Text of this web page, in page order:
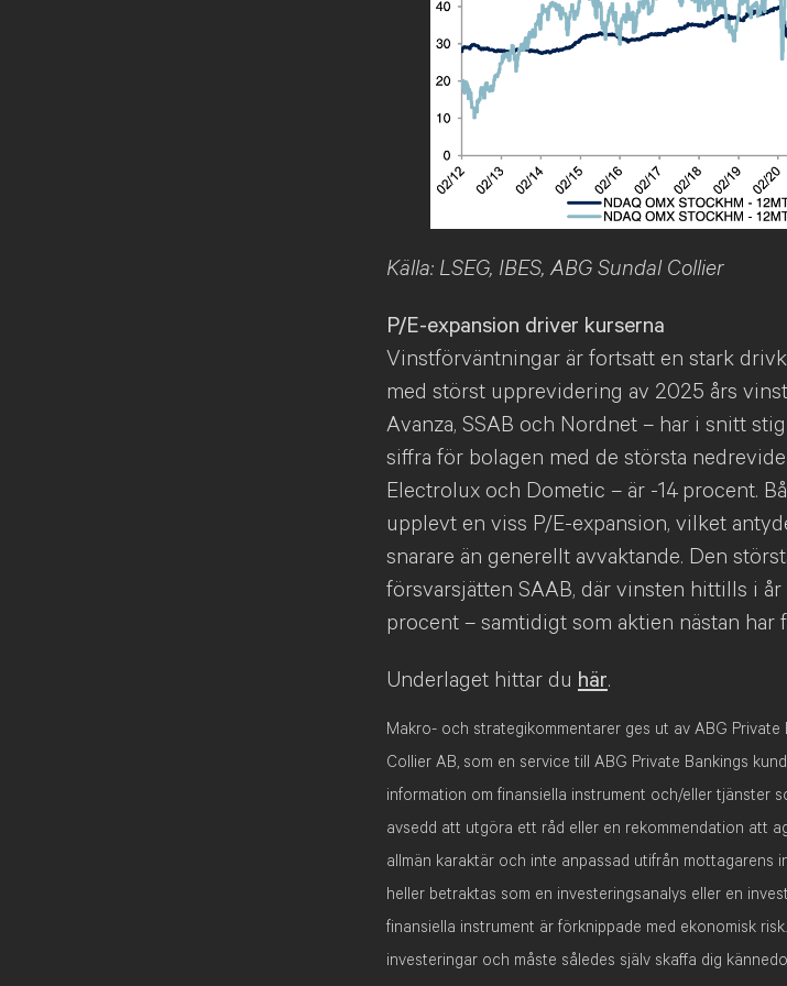
Källa: LSEG, IBES, ABG Sundal Collier
P/E-expansion driver kurserna
Vinstförväntningar är fortsatt en stark
med störst upprevidering av 2025 års
Avanza, SSAB och Nordnet – har i snitt
siffra för bolagen med de största
Electrolux och Dometic – är -14 procent.
upplevt en viss P/E-expansion, vilket
snarare än generellt avvaktande. Den
försvarsjätten SAAB, där vinsten hittills i
procent – samtidigt som aktien nästan har
Underlaget hittar du här.
Makro- och strategikommentarer ges ut av ABG Private
Collier AB, som en service till ABG Private Bankings
information om finansiella instrument och/eller tjänster
avsedd att utgöra ett råd eller en rekommendation att
allmän karaktär och inte anpassad utifrån mottagarens
heller betraktas som en investeringsanalys eller en
finansiella instrument är förknippade med ekonomisk
investeringar och måste således själv skaffa dig